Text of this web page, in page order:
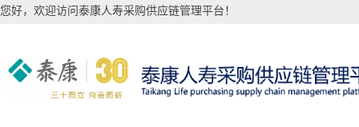
您好，欢迎访问泰康人寿采购供应链管理平台！